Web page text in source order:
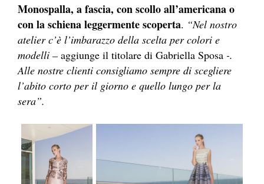
Monospalla, a fascia, con scollo all’americana o
con la schiena leggermente scoperta. “Nel nostro
atelier c’è l’imbarazzo della scelta per colori e
modelli – aggiunge il titolare di Gabriella Sposa -.
Alle nostre clienti consigliamo sempre di scegliere
l’abito corto per il giorno e quello lungo per la
sera”.